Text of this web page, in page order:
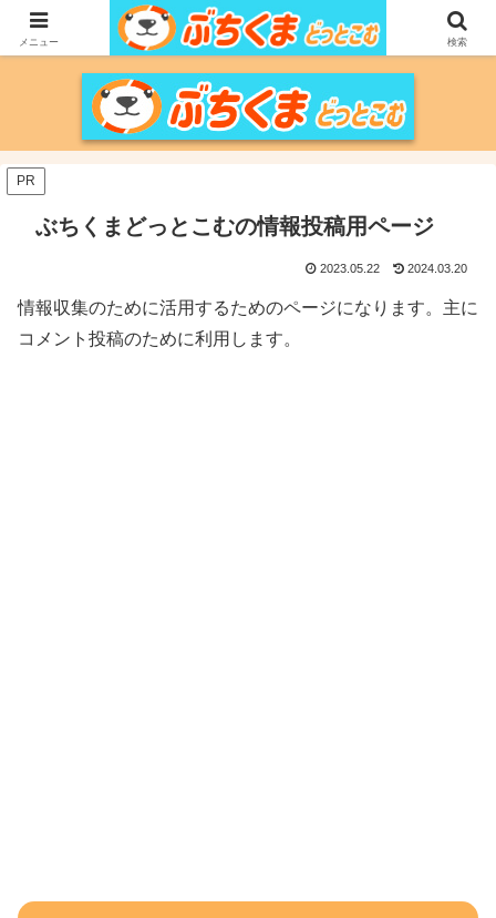
家づくりをメインに、家電、PC/MACなどのレビュー、育児、新潟の情報を気
の向くままに、気が済むまで調べ上げるブログです。
PR
ぶちくまどっとこむの情報投稿用ページ
2023.05.22 2024.03.20
情報収集のために活用するためのページになります。主に
コメント投稿のために利用します。
メニュー 検索